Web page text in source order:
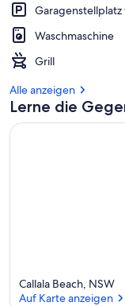
Waschmaschine
Grill
Alle anzeigen
Lerne die
Callala Beach, NSW
Auf Karte anzeigen